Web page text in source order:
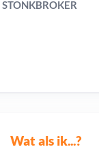
Wat als ik...?
STONKBROKER